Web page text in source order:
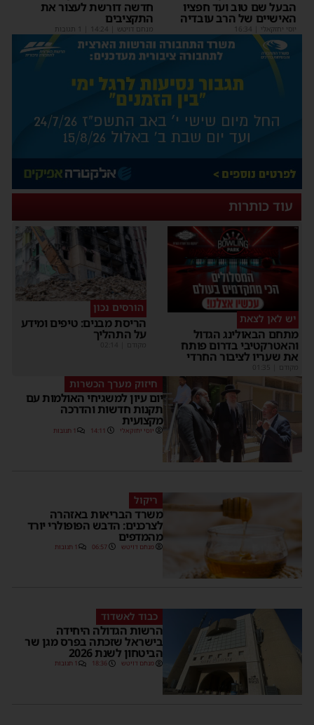
הבעל שם טוב ועד חפציו
האישיים של הרב עובדיה
יוסי יחזקאלי 16:34
חדשה דורשת לעצור את
התקציבים
מנחם דויטש 14:24
עוד כותרות
יש לאן לצאת
מתחם הבאולינג הגדול
והאטרקטיבי בדרום פותח
את שעריו לציבור החרדי
מקודם
הורסים נכון
הריסת מבנים: טיפים ומידע
על התהליך
מקודם
חיזוק מערך הכשרות
יום עיון למשגיחי האולמות עם
תקנות חדשות והדרכה
מקצועית
יוסי יחזקאלי 14:11 1 תגובות
ריקול
משרד הבריאות באזהרה
לצרכנים: הדבש הפופולרי יורד
מהמדפים
מנחם דויטש 06:57 1 תגובות
כבוד לאשדוד
הרשות הגדולה היחידה
בישראל שזכתה בפרס מגן שר
הביטחון לשנת 2026
מנחם דויטש 18:36 1 תגובות